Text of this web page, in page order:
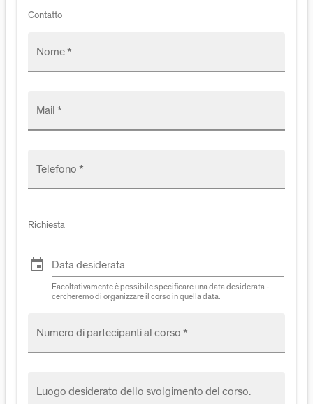
Contatto
Nome *
Mail *
Telefono *
Richiesta
event Data desiderata
Facoltativamente è possibile specificare una data desiderata -
cercheremo di organizzare il corso in quella data.
Numero di partecipanti al corso *
Luogo desiderato dello svolgimento del corso.